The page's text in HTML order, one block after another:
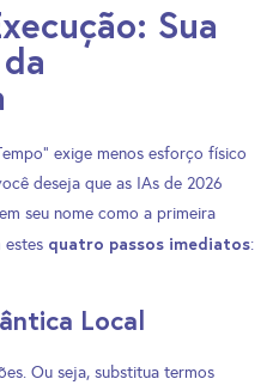
Sua
exige menos esforço físico
deseja que as IAs de 2026
seu nome como a primeira
estes quatro passos imediatos:
Local
Ou seja, substitua termos